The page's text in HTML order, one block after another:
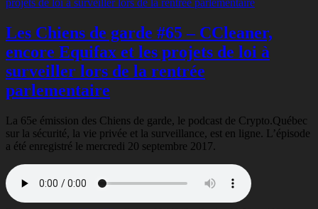
Les Chiens de garde #65 – CCleaner,
encore Equifax et les projets de loi à
surveiller lors de la rentrée
parlementaire
La 65e émission des Chiens de garde, le podcast de Crypto.Québec
sur la sécurité, la vie privée et la surveillance, est en ligne. L’épisode
a été enregistré le mercredi 20 septembre 2017.